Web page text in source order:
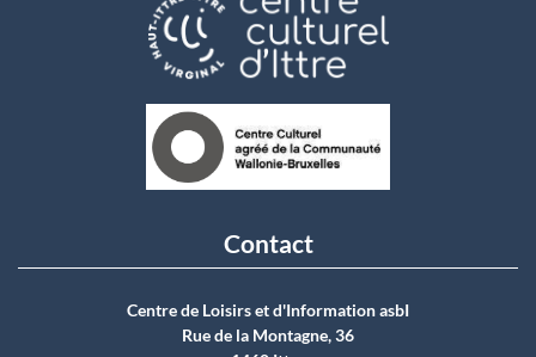
Contact
Centre de Loisirs et d'Information asbI
Rue de la Montagne, 36